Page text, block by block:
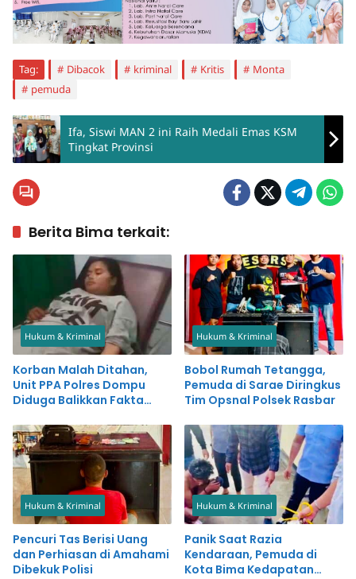
Tag: Dibacok kriminal Kritis
Monta
pemuda
Ifa, Siswi MAN 2 ini Raih Medali Emas KSM
Tingkat Provinsi
Berita Bima terkait:
Hukum & Kriminal
Korban Malah Ditahan,
Unit PPA Polres Dompu
Diduga Balikkan Fakta
Hukum & Kriminal
Bobol Rumah Tetangga,
Pemuda di Sarae Diringkus
Tim Opsnal Polsek Rasbar
Hukum & Kriminal
Pencuri Tas Berisi Uang
dan Perhiasan di Amahami
Dibekuk Polisi
Hukum & Kriminal
Panik Saat Razia
Kendaraan, Pemuda di
Kota Bima Kedapatan